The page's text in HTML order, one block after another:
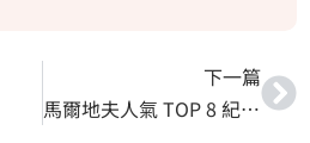
下一篇
馬爾地夫人氣 TOP 8 紀念品/伴手禮